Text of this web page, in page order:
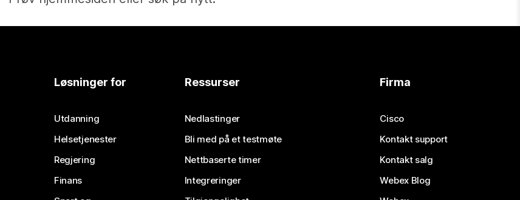
Trenger du et svar?
Send inn et spørsmål
Løsninger for
Utdanning
Helsetjenester
Regjering
Finans
Ressurser
Nedlastinger
Bli med på et testmøte
Nettbaserte timer
Integreringer
Firma
Cisco
Kontakt support
Kontakt salg
Webex Blog